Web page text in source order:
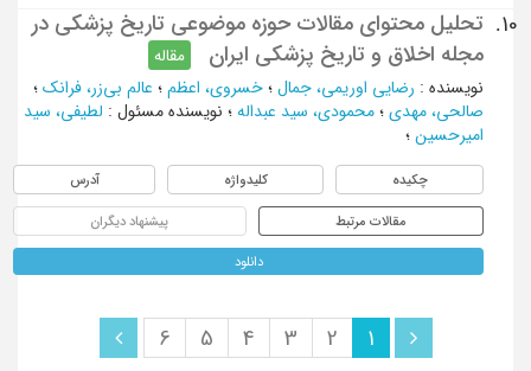
10.
تحلیل محتوای مقالات حوزه موضوعی تاریخ پزشکی در
مجله اخلاق و تاریخ پزشکی ایران
مقاله
نویسنده: رضایی اوریمی، جمال ؛ خسروی، اعظم؛ عالم بی‌زر، فرانک؛
صالحی، مهدی؛ محمودی، سید عبداله؛ نویسنده مسئول : لطیفی، سید
امیرحسین؛
چکیده کلیدواژه آدرس
مقالات مرتبط پیشنهاد دیگران
دانلود
1
2
3
4
5
6